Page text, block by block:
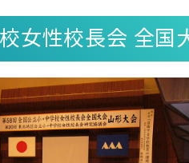
女性校長会 全国